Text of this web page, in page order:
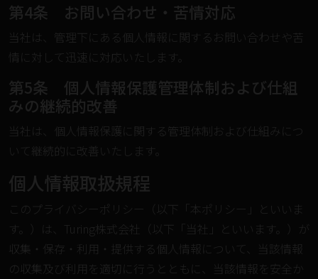
第4条 お問い合わせ・苦情対応
当社は、管理下にある個人情報に関するお問い合わせや苦
情に対して迅速に対応いたします。
第5条 個人情報保護管理体制および仕組
みの継続的改善
当社は、個人情報保護に関する管理体制および仕組みにつ
いて継続的に改善いたします。
個人情報取扱規程
このプライバシーポリシー（以下「本ポリシー」といいま
す。）は、Turing株式会社（以下「当社」といいます。）が
収集・保存・利用・提供する個人情報について、当該情報
の収集及び利用を適切に行うとともに、当該情報を安全か